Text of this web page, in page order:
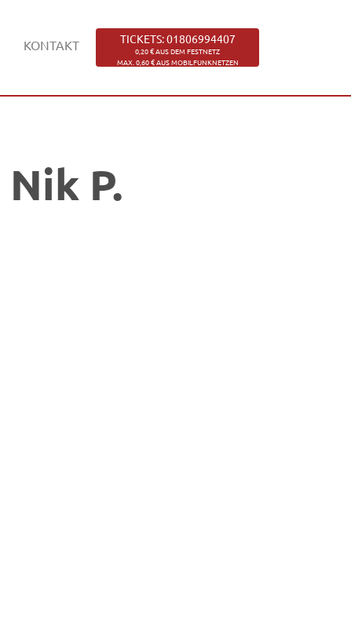
KONTAKT TICKETS: 01806994407
0,20 € AUS DEM FESTNETZ
MAX. 0,60 € AUS MOBILFUNKNETZEN
Nik P.